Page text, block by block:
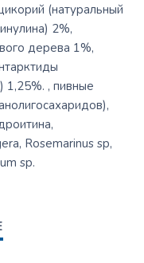
(натуральный
2%,
дерева 1%,
1,25%. , пивные
Rosemarinus sp,
sp.